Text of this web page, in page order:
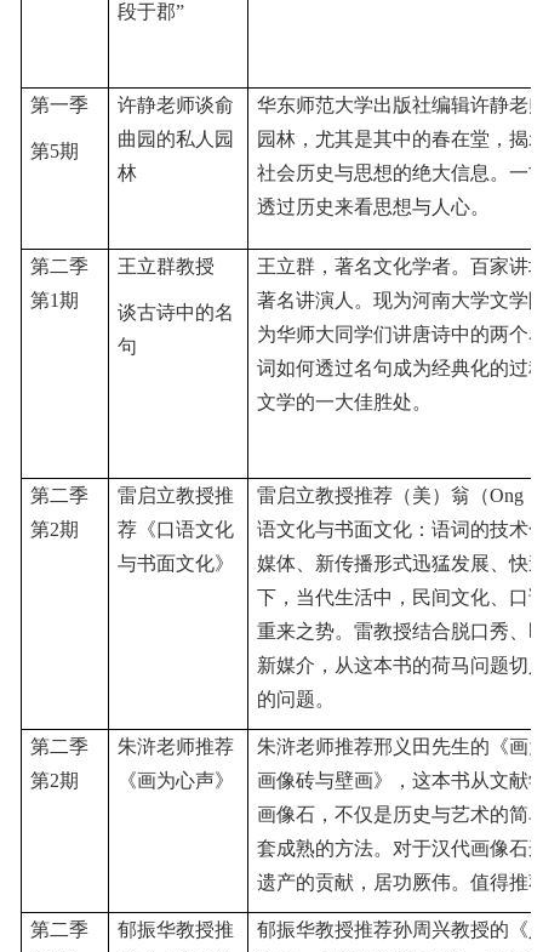
段于郡”
第一季
第5期
许静老师谈俞
曲园的私人园
林
华东师范大学出版社编辑许静老
园林，尤其是其中的春在堂，揭
社会历史与思想的绝大信息。一
透过历史来看思想与人心。
第二季
第1期
王立群教授
谈古诗中的名
句
王立群，著名文化学者。百家讲
著名讲演人。现为河南大学文学
为华师大同学们讲唐诗中的两个
词如何透过名句成为经典化的过
文学的一大佳胜处。
第二季
第2期
雷启立教授推
荐《口语文化
与书面文化》
雷启立教授推荐（美）翁（Ong
语文化与书面文化：语词的技术
媒体、新传播形式迅猛发展、快
下，当代生活中，民间文化、口
重来之势。雷教授结合脱口秀、
新媒介，从这本书的荷马问题切
的问题。
第二季
第2期
朱浒老师推荐
《画为心声》
朱浒老师推荐邢义田先生的《画
画像砖与壁画》，这本书从文献
画像石，不仅是历史与艺术的简
套成熟的方法。对于汉代画像石
遗产的贡献，居功厥伟。值得推
第二季
郁振华教授推
郁振华教授推荐孙周兴教授的《